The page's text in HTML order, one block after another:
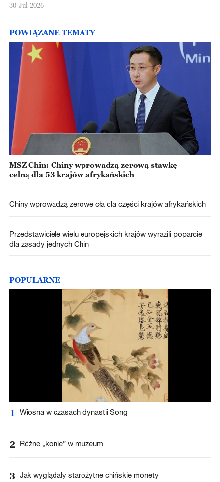
30-Jul-2026
POWIĄZANE TEMATY
MSZ Chin: Chiny wprowadzą zerową stawkę
celną dla 53 krajów afrykańskich
Chiny wprowadzą zerowe cła dla części krajów afrykańskich
Przedstawiciele wielu europejskich krajów wyrazili poparcie
dla zasady jednych Chin
POPULARNE
1 Wiosna w czasach dynastii Song
2 Różne „konie” w muzeum
3 Jak wyglądały starożytne chińskie monety